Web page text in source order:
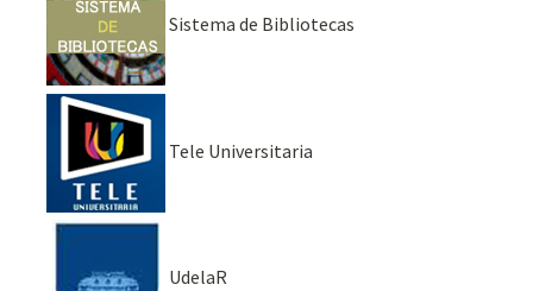
Sistema de Bibliotecas
Tele Universitaria
UdelaR